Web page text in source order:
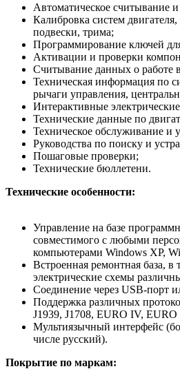
Автоматическое считывание
Калибровка систем двигателя,
подвески, трима;
Программирование ключей
Активации и проверки
Считывание данных о работе
Техническая информация по
рычаги управления,
Интерактивные
Технические данные по
Техническое обслуживание и
Руководства по поиску и
Пошаговые проверки;
Технические бюллетени.
Технические особенности:
Управление на базе
совместимого с любыми
компьютерами Windows XP,
Встроенная ремонтная база,
электрические схемы
Соединение через USB-порт
Поддержка различных
J1939, J1708, EURO IV, EURO
Мультиязычный интерфейс
числе русский).
Покрытие по маркам: